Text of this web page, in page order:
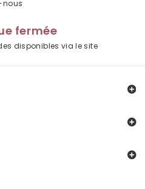
nous
fermée
disponibles via le site